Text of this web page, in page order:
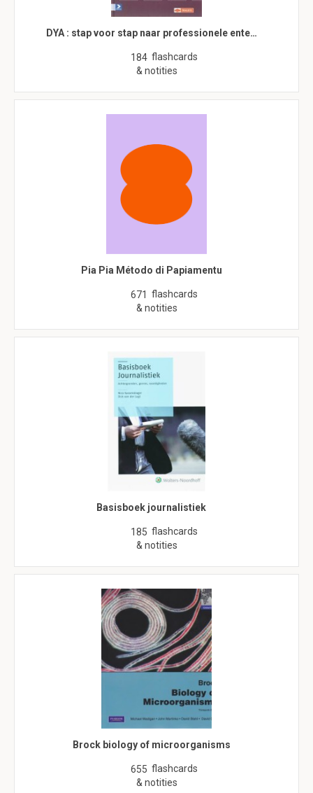
DYA : stap voor stap naar professionele ente…
184 flashcards
& notities
Pia Pia Método di Papiamentu
671 flashcards
& notities
Basisboek journalistiek
185 flashcards
& notities
Brock biology of microorganisms
655 flashcards
& notities